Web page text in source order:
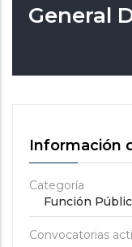
General
Información
Categoría
Función
Convocatorias